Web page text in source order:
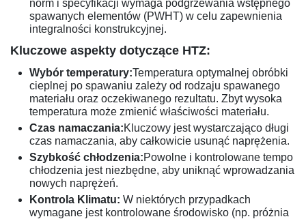
norm i specyfikacji wymaga podgrzewania wstępnego
spawanych elementów (PWHT) w celu zapewnienia
integralności konstrukcyjnej.
Kluczowe aspekty dotyczące HTZ:
Wybór temperatury:Temperatura optymalnej obróbki
cieplnej po spawaniu zależy od rodzaju spawanego
materiału oraz oczekiwanego rezultatu. Zbyt wysoka
temperatura może zmienić właściwości materiału.
Czas namaczania:Kluczowy jest wystarczająco długi
czas namaczania, aby całkowicie usunąć naprężenia.
Szybkość chłodzenia:Powolne i kontrolowane tempo
chłodzenia jest niezbędne, aby uniknąć wprowadzania
nowych naprężeń.
Kontrola Klimatu: W niektórych przypadkach
wymagane jest kontrolowane środowisko (np. próżnia